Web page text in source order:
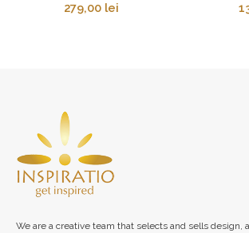
279,00 lei
We are a creative team that selects and sells design,